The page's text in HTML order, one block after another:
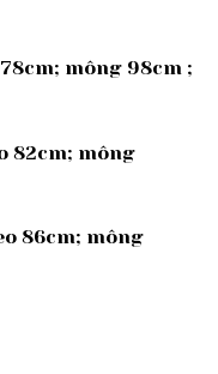
mông 98cm ;
82cm; mông
86cm; mông